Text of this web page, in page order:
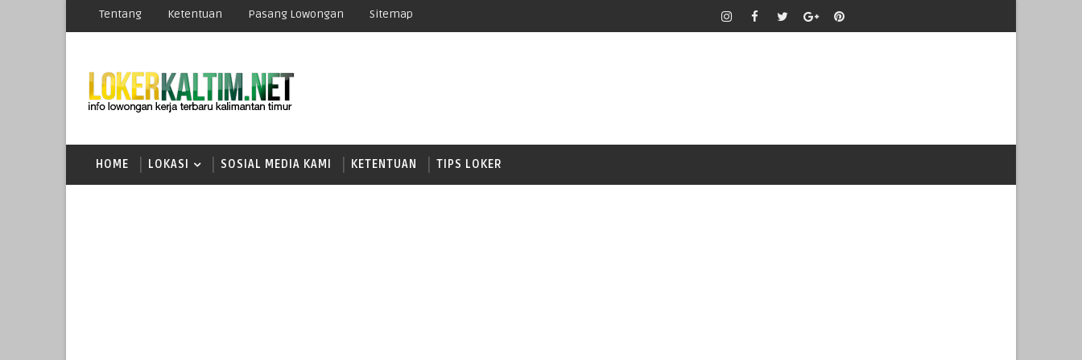
Tentang Ketentuan Pasang Lowongan Sitemap
HOME LOKASI SOSIAL MEDIA KAMI KETENTUAN TIPS LOKER